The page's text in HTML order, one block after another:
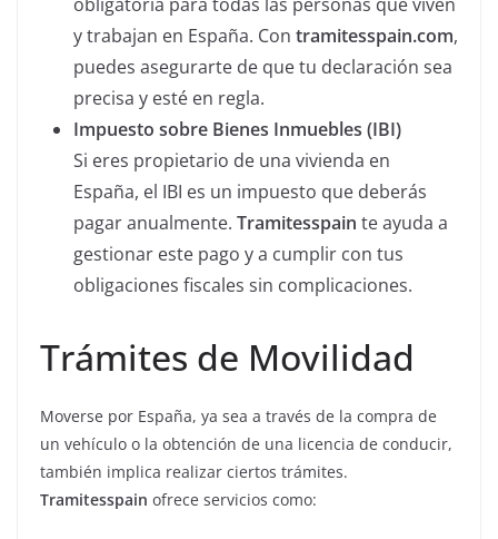
y trabajan en España. Con tramitesspain.com,
puedes asegurarte de que tu declaración sea
precisa y esté en regla.
Impuesto sobre Bienes Inmuebles (IBI)
Si eres propietario de una vivienda en
España, el IBI es un impuesto que deberás
pagar anualmente. Tramitesspain te ayuda a
gestionar este pago y a cumplir con tus
obligaciones fiscales sin complicaciones.
Trámites de Movilidad
Moverse por España, ya sea a través de la compra de
un vehículo o la obtención de una licencia de conducir,
también implica realizar ciertos trámites.
Tramitesspain ofrece servicios como: